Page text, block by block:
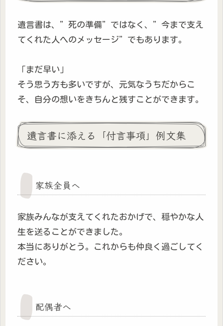
遺言書は、”死の準備”ではなく、”今まで支え
てくれた人へのメッセージ”でもあります。
「まだ早い」
そう思う方も多いですが、元気なうちだからこ
そ、自分の想いをきちんと残すことができます。
遺言書に添える「付言事項」例文集
家族全員へ
家族みんなが支えてくれたおかげで、穏やかな人
生を送ることができました。
本当にありがとう。これからも仲良く過ごしてく
ださい。
配偶者へ